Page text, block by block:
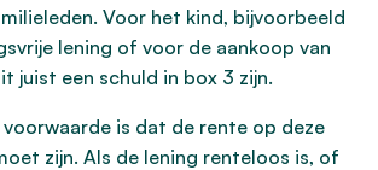
Voor het kind, bijvoorbeeld
lening of voor de aankoop van
juist een schuld in box 3 zijn.
voorwaarde is dat de rente op deze
zijn. Als de lening renteloos is, of